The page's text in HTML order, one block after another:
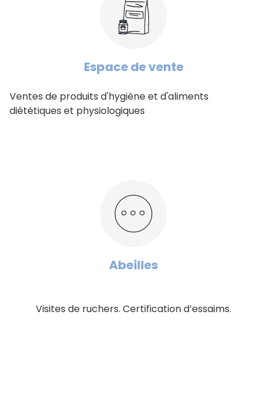
Espace de vente
Ventes de produits d'hygiène et d'aliments
diététiques et physiologiques
Abeilles
Visites de ruchers. Certification d’essaims.